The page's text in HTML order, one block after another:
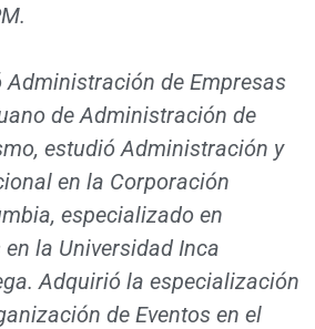
Administración de Empresas
de Administración de
estudió Administración y
en la Corporación
especializado en
la Universidad Inca
Adquirió la especialización
de Eventos en el